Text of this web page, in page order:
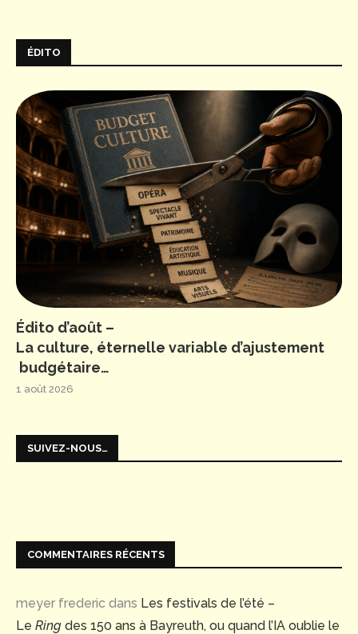
ÉDITO
Édito d’août –
La culture, éternelle variable d’ajustement
budgétaire…
1 août 2026
SUIVEZ-NOUS…
COMMENTAIRES RÉCENTS
meyer frederic dans Les festivals de l’été –
Le Ring des 150 ans à Bayreuth, ou quand l’IA oublie le